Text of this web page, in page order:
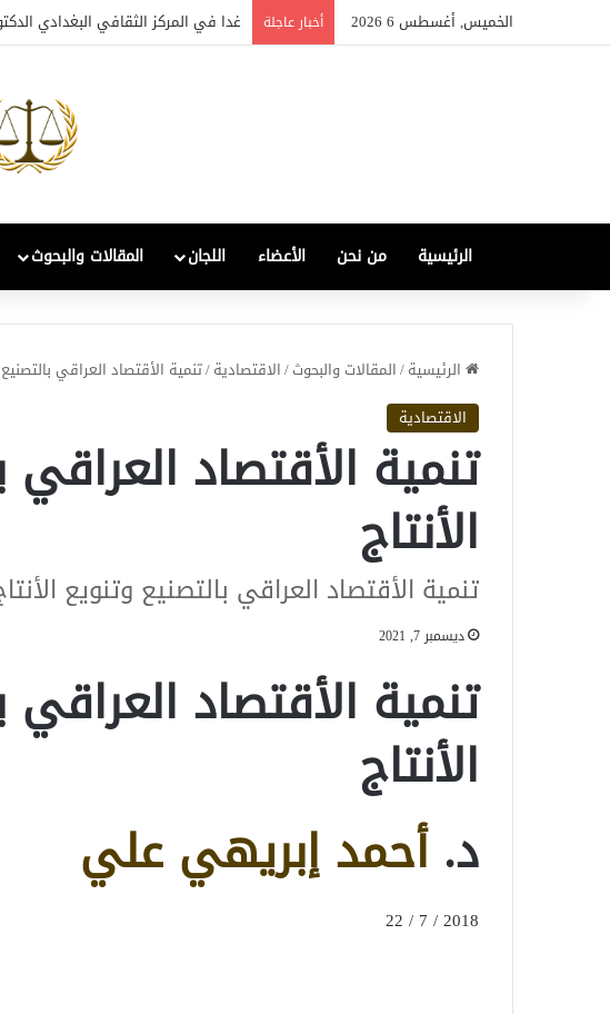
الخميس, أغسطس 6 2026 أخبار عاجلة الصناعة العراقية بين التعافي والتحول:
الرئيسية من نحن الأعضاء اللجان المقالات والبحوث
الرئيسية/المقالات والبحوث/الاقتصادية/تنمية الأقتصاد العراقي بالتصنيع
الاقتصادية
تنمية الأقتصاد العراقي
الأنتاج
تنمية الأقتصاد العراقي بالتصنيع وتنويع
ديسمبر 7, 2021
تنمية الأقتصاد العراقي
الأنتاج
د.أحمد إبريهي علي
2018 / 7 / 22